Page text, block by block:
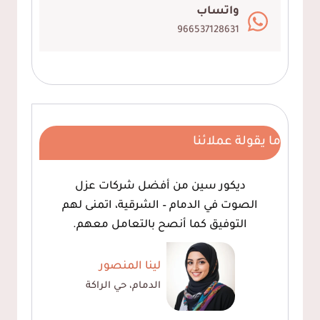
واتساب
966537128631
ما يقولة عملائنا
ديكور سين من أفضل شركات عزل
الصوت في الدمام – الشرقية، اتمنى لهم
التوفيق كما أنصح بالتعامل معهم.
لينا المنصور
الدمام، حي الراكة